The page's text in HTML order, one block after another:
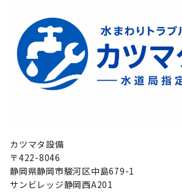
カツマタ設備
〒422-8046
静岡県静岡市駿河区中島679-1
サンビレッジ静岡西A201